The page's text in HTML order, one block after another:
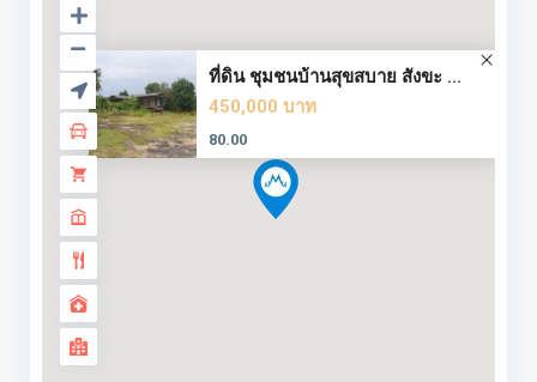
ที่ดิน ชุมชนบ้านสุขสบาย สังขะ ...
450,000 บาท
80.00